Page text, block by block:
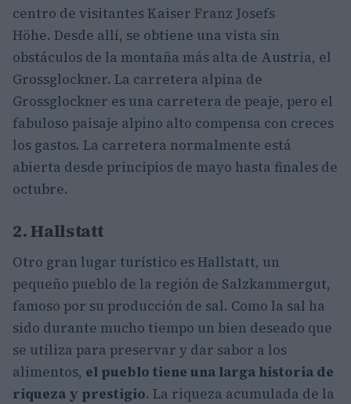
centro de visitantes Kaiser Franz Josefs
Höhe. Desde allí, se obtiene una vista sin
obstáculos de la montaña más alta de Austria, el
Grossglockner. La carretera alpina de
Grossglockner es una carretera de peaje, pero el
fabuloso paisaje alpino alto compensa con creces
los gastos. La carretera normalmente está
abierta desde principios de mayo hasta finales de
octubre.
2. Hallstatt
Otro gran lugar turístico es Hallstatt, un
pequeño pueblo de la región de Salzkammergut,
famoso por su producción de sal. Como la sal ha
sido durante mucho tiempo un bien deseado que
se utiliza para preservar y dar sabor a los
alimentos, el pueblo tiene una larga historia de
riqueza y prestigio. La riqueza acumulada de la